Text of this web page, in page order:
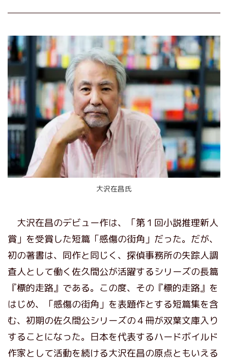
大沢在昌氏
大沢在昌のデビュー作は、「第１回小説推理新人
賞」を受賞した短篇「感傷の街角」だった。だが、
初の著書は、同作と同じく、探偵事務所の失踪人調
査人として働く佐久間公が活躍するシリーズの長篇
『標的走路』である。この度、その『標的走路』を
はじめ、「感傷の街角」を表題作とする短篇集を含
む、初期の佐久間公シリーズの４冊が双葉文庫入り
することになった。日本を代表するハードボイルド
作家として活動を続ける大沢在昌の原点ともいえる